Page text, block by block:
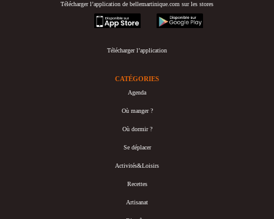
Télécharger l’application de bellemartinique.com sur les stores
appstore
googleplay
Télécharger l’application
CATÉGORIES
Agenda
Où manger ?
Où dormir ?
Se déplacer
Activités&Loisirs
Recettes
Artisanat